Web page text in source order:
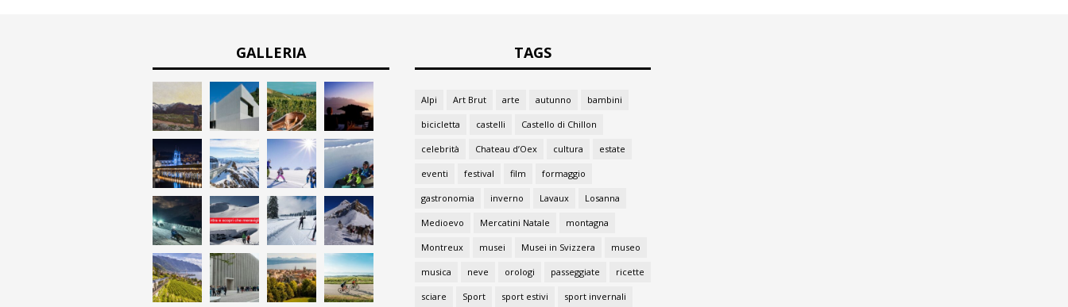
GALLERIA TAGS
Alpi Art Brut arte autunno bambini
bicicletta castelli Castello di Chillon
celebrità Chateau d’Oex cultura estate
eventi festival film formaggio
gastronomia inverno Lavaux Losanna
Medioevo Mercatini Natale montagna
Montreux musei Musei in Svizzera museo
musica neve orologi passeggiate ricette
sciare Sport sport estivi sport invernali